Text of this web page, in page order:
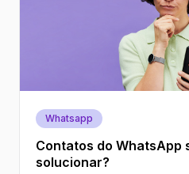
Whatsapp
Contatos do WhatsApp
solucionar?